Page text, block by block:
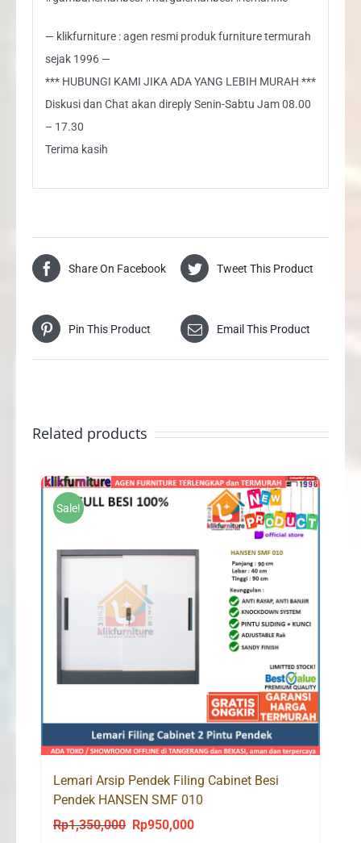
— klikfurniture : agen resmi produk furniture termurah
sejak 1996 —
*** HUBUNGI KAMI JIKA ADA YANG LEBIH MURAH ***
Diskusi dan Chat akan direply Senin-Sabtu Jam 08.00
– 17.30
Terima kasih
Share On Facebook Tweet This Product
Pin This Product Email This Product
Related products
Sale!
Lemari Arsip Pendek Filing Cabinet Besi
Pendek HANSEN SMF 010
Rp1,350,000
Original
Rp950,000Current